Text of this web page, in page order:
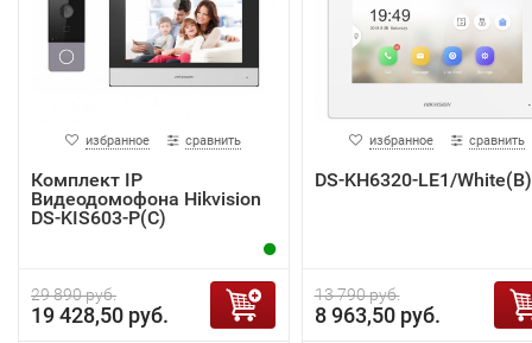
избранное сравнить
Комплект IP
Видеодомофона Hikvision
DS-KIS603-P(C)
29 890 руб.
19 428,50 руб.
избранное сравнить
DS-KH6320-LE1/White(B)
13 790 руб.
8 963,50 руб.